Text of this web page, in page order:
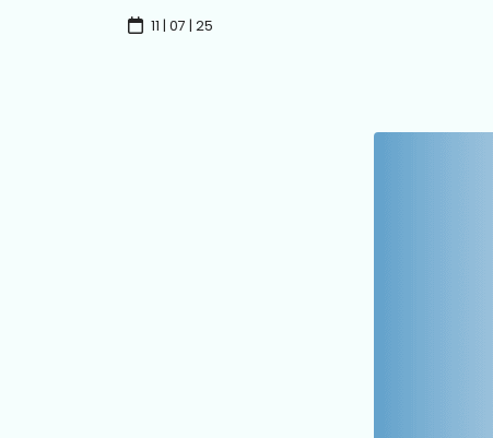
11 | 07 | 25